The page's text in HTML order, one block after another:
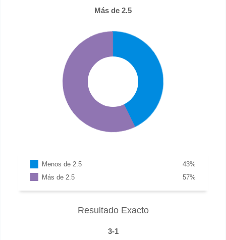
Más de 2.5
Menos de 2.5 %
43
Más de 2.5
%
57
Resultado Exacto
3-1